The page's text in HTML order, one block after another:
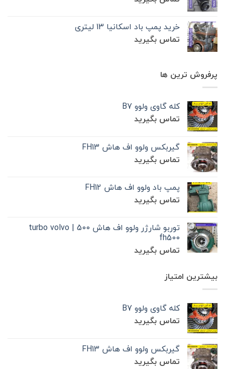
خرید پمپ باد اسکانیا 13 لیتری
تماس بگیرید
پرفروش ترین ها
کله گاوی ولوو B7
تماس بگیرید
گیربکس ولوو اف هاش FH13
تماس بگیرید
پمپ باد ولوو اف هاش FH12
تماس بگیرید
توربو شارژر ولوو اف هاش 500 | turbo volvo
fh500
تماس بگیرید
بیشترین امتیاز
کله گاوی ولوو B7
تماس بگیرید
گیربکس ولوو اف هاش FH13
تماس بگیرید